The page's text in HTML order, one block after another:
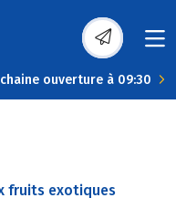
ouverture à 09:30
fruits exotiques